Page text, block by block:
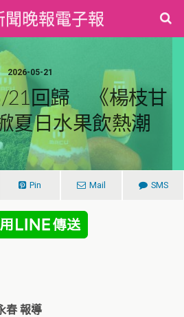
聞晚報電子報
2026-05-21
21回歸 《楊枝甘
夏日水果飲熱潮
Pin Mail SMS
春 報導